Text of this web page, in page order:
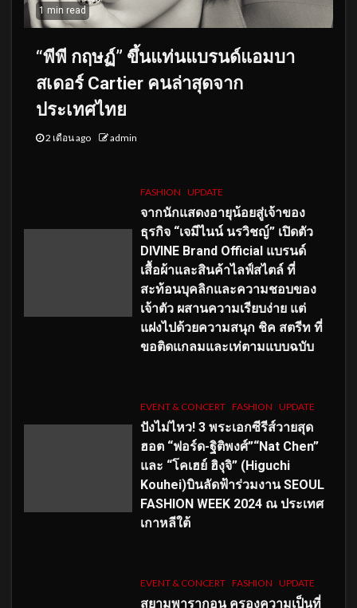
1 min read
“พีพี กฤษฏ์” ขึ้นแท่นแบรนด์แอมบา
สเดอร์ Cartier คนล่าสุดจาก
ประเทศไทย
2 เดือน ago admin
FASHION UPDATE
จากนักแสดงอายุน้อยสู่เจ้าของ
ธุรกิจ “เจมีไนน์ นรวิชญ์” เปิดตัว
DIVINE Brand Official แบรนด์
เสื้อผ้าและสินค้าไลฟ์สไตล์ ที่
สะท้อนบุคลิกและความชอบของ
เจ้าตัว ผสานความเรียบง่าย แต่
แฝงไปด้วยความสนุก ชิค สตรีท ที่
ขอติดแกลมและเท่ตามแบบฉบับ
EVENT & CONCERT FASHION UPDATE
ปังไม่ไหว! 3 พระเอกซีรีส์วายสุด
ฮอต “ฟอร์ด-ฐิติพงศ์”“Nat Chen”
และ “โคเฮย์ ฮิงุจิ” (Higuchi
Kouhei)บินลัดฟ้าร่วมงาน SEOUL
FASHION WEEK 2024 ณ ประเทศ
เกาหลีใต้
EVENT & CONCERT FASHION UPDATE
สยามพารากอน ครองความเป็นที่